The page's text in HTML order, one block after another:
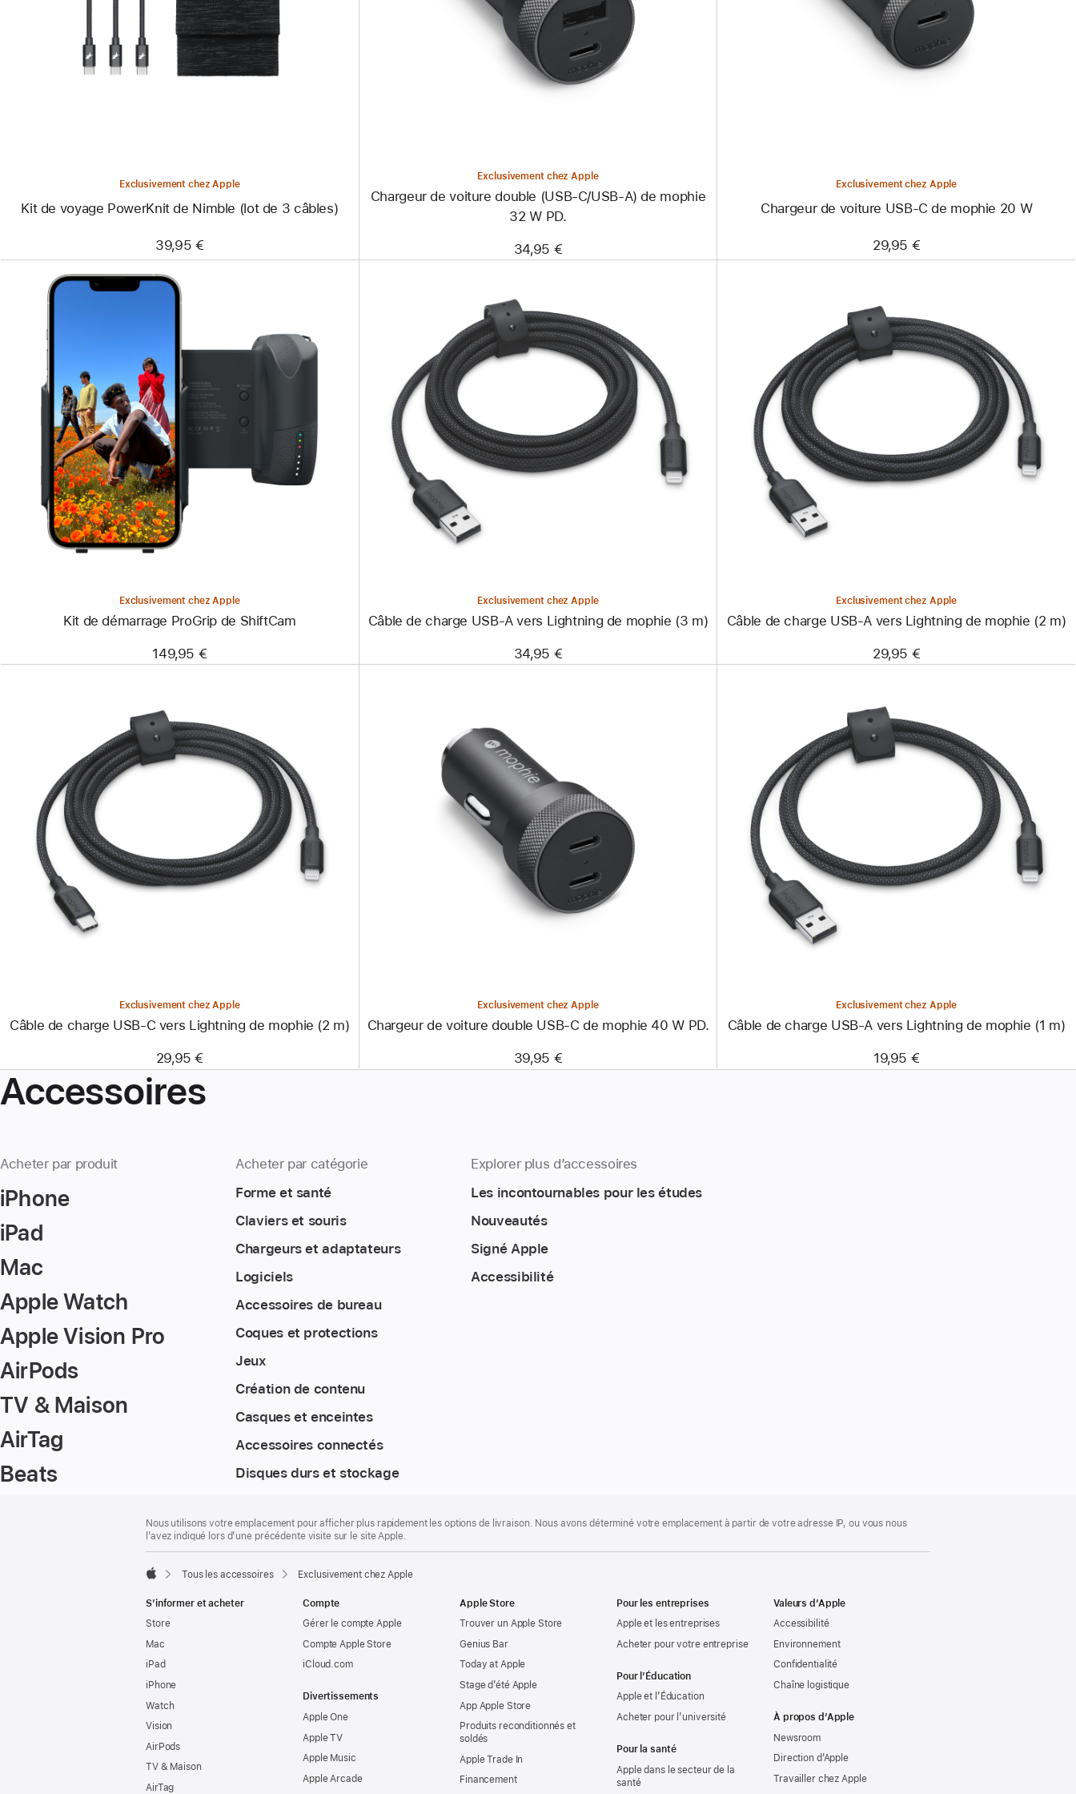
voyage
PowerKnit
Exclusivement chez Apple
Kit de voyage PowerKnit de Nimble (lot de 3 câbles)
39,95 €
-
Chargeur
de
voiture
double
(USB-
C/USB-
Exclusivement chez Apple
Chargeur de voiture double (USB-C/USB-A) de mophie
32 W PD.
34,95 €
Chargeur
de
voiture
USB-
Exclusivement chez Apple
Chargeur de voiture USB-C de mophie 20 W
29,95 €
Précédent
Image
-
Kit
de
démarrage
ProGrip
de
ShiftCam
Exclusivement chez Apple
Kit de démarrage ProGrip de ShiftCam
149,95 €
-
Câble
de
charge
Exclusivement chez Apple
Câble de charge USB-A vers Lightning de mophie (3 m)
34,95 €
de
charge
USB-
Exclusivement chez Apple
Câble de charge USB-A vers Lightning de mophie (2 m)
29,95 €
de
charge
USB-
Exclusivement chez Apple
Câble de charge USB-C vers Lightning de mophie (2 m)
29,95 €
Précédent
Image
-
Chargeur
de
voiture
double
USB-
Exclusivement chez Apple
Chargeur de voiture double USB-C de mophie 40 W PD.
39,95 €
de
charge
USB-
Exclusivement chez Apple
Câble de charge USB-A vers Lightning de mophie (1 m)
19,95 €
Accessoires
Acheter par produit
iPhone
iPad
Mac
Apple Watch
Apple Vision Pro
AirPods
TV & Maison
AirTag
Beats
Acheter par catégorie
Forme et santé
Claviers et souris
Chargeurs et adaptateurs
Logiciels
Accessoires de bureau
Coques et protections
Jeux
Création de contenu
Casques et enceintes
Accessoires connectés
Disques durs et stockage
Explorer plus d’accessoires
Les incontournables pour les études
Nouveautés
Signé Apple
Accessibilité
de
page
de
bas
page
Nous utilisons votre emplacement pour afficher plus rapidement les options de livraison. Nous avons déterminé votre emplacement à partir de votre adresse IP, ou vous nous
l’avez indiqué lors d’une précédente visite sur le site Apple.
Tous les accessoires Exclusivement chez Apple
S’informer et acheter
Store
Mac
iPad
iPhone
Watch
Vision
AirPods
TV & Maison
AirTag
Compte
Gérer le compte Apple
Compte Apple Store
iCloud.com
Divertissements
Apple One
Apple TV
Apple Music
Apple Arcade
Apple Store
Trouver un Apple Store
Genius Bar
Today at Apple
Stage d’été Apple
App Apple Store
Produits reconditionnés et
soldés
Apple Trade In
Financement
Pour les entreprises
Apple et les entreprises
Acheter pour votre entreprise
Pour l’Éducation
Apple et l’Éducation
Acheter pour l’université
Pour la santé
Apple dans le secteur de la
santé
Valeurs d’Apple
Accessibilité
Environnement
Confidentialité
Chaîne logistique
À propos d’Apple
Newsroom
Direction d’Apple
Travailler chez Apple